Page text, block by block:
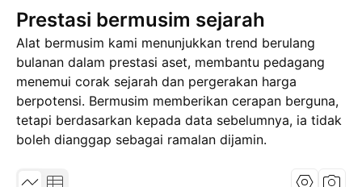
Prestasi bermusim sejarah
Alat bermusim kami menunjukkan trend berulang
bulanan dalam prestasi aset, membantu pedagang
menemui corak sejarah dan pergerakan harga
berpotensi. Bermusim memberikan cerapan berguna,
tetapi berdasarkan kepada data sebelumnya, ia tidak
boleh dianggap sebagai ramalan dijamin.